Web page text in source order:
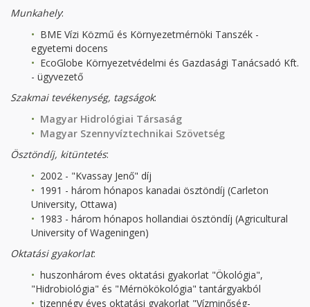
Munkahely:
BME Vízi Közmű és Környezetmérnöki Tanszék -
egyetemi docens
EcoGlobe Környezetvédelmi és Gazdasági Tanácsadó Kft.
- ügyvezető
Szakmai tevékenység, tagságok:
Magyar Hidrológiai Társaság
Magyar Szennyvíztechnikai Szövetség
Ösztöndíj, kitüntetés:
2002 - "Kvassay Jenő" díj
1991 - három hónapos kanadai ösztöndíj (Carleton
University, Ottawa)
1983 - három hónapos hollandiai ösztöndíj (Agricultural
University of Wageningen)
Oktatási gyakorlat:
huszonhárom éves oktatási gyakorlat "Ökológia",
"Hidrobiológia" és "Mérnökökológia" tantárgyakból
tizennégy éves oktatási gyakorlat "Vízminőség-